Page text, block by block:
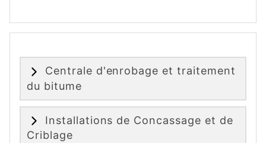
Centrale d'enrobage et traitement
du bitume
Installations de Concassage et de
Criblage